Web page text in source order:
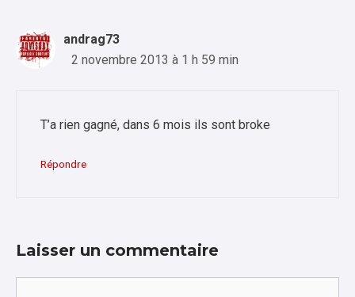
andrag73
2 novembre 2013 à 1 h 59 min
T’a rien gagné, dans 6 mois ils sont broke
Répondre
Laisser un commentaire